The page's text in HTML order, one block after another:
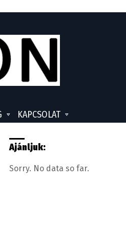
KAPCSOLAT
Ajánljuk:
Sorry. No data so far.